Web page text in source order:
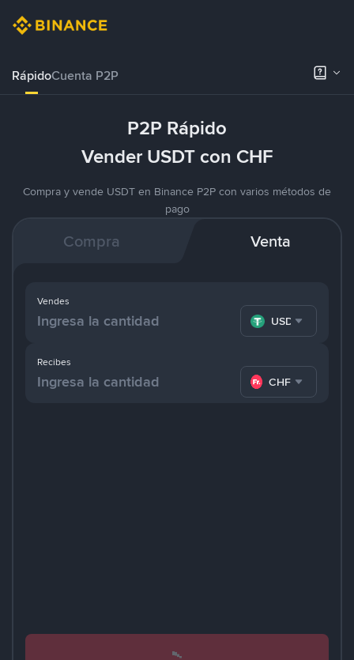
RápidoCuenta P2P
P2P Rápido
Vender USDT con CHF
Compra y vende USDT en Binance P2P con varios métodos de
pago
Compra Venta
Recibes
CHF
Vendes
USDT